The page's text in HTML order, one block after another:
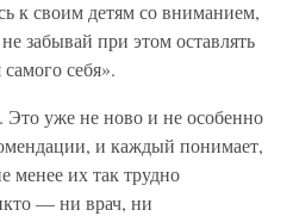
к своим детям со вниманием,
забывай при этом оставлять
себя».
Это уже не ново и не особенно
и каждый понимает,
менее их так трудно
— ни врач, ни